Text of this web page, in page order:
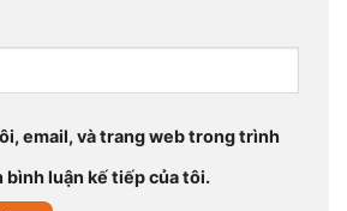
email, và trang web trong trình
bình luận kế tiếp của tôi.